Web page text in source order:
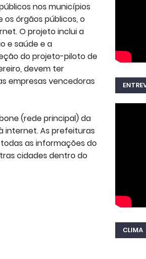
nos municípios
órgãos públicos, o
O projeto inclui a
e saúde e a
do projeto-piloto de
devem ter
empresas vencedoras
(rede principal) da
internet. As prefeituras
as informações do
cidades dentro do
CLIMA